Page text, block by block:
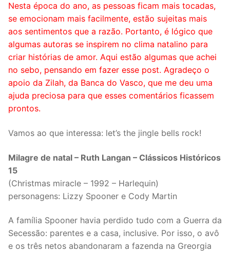
Nesta época do ano, as pessoas ficam mais tocadas,
se emocionam mais facilmente, estão sujeitas mais
aos sentimentos que a razão. Portanto, é lógico que
algumas autoras se inspirem no clima natalino para
criar histórias de amor. Aqui estão algumas que achei
no sebo, pensando em fazer esse post. Agradeço o
apoio da Zilah, da Banca do Vasco, que me deu uma
ajuda preciosa para que esses comentários ficassem
prontos.
Vamos ao que interessa: let’s the jingle bells rock!
Milagre de natal – Ruth Langan – Clássicos Históricos
15
(Christmas miracle – 1992 – Harlequin)
personagens: Lizzy Spooner e Cody Martin
A família Spooner havia perdido tudo com a Guerra da
Secessão: parentes e a casa, inclusive. Por isso, o avô
e os três netos abandonaram a fazenda na Greorgia